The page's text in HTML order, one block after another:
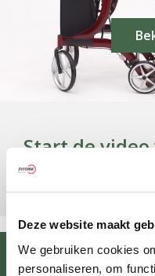
Deze website maakt
We gebruiken cookies
personaliseren, om
Start de
over het